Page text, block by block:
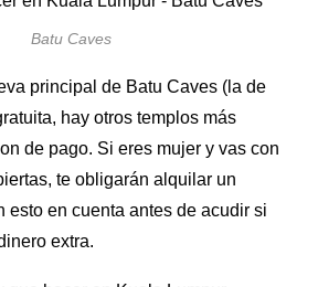
Batu Caves
principal de Batu Caves (la de
hay otros templos más
de pago. Si eres mujer y vas con
te obligarán alquilar un
esto en cuenta antes de acudir si
extra.